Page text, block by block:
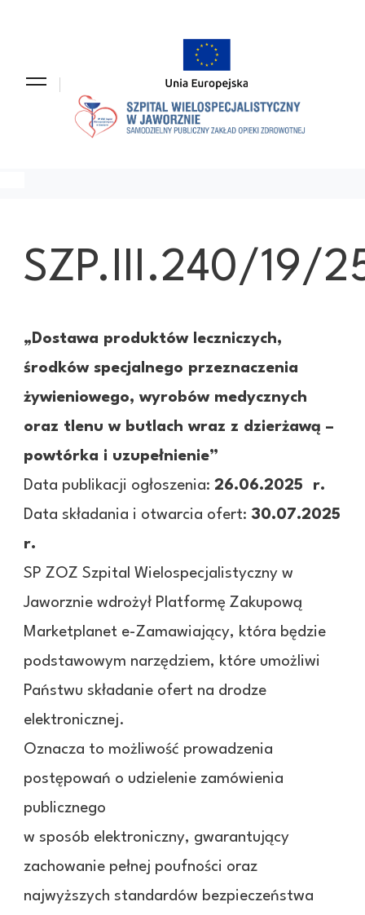
SZP.III.240/19/
„Dostawa produktów leczniczych,
środków specjalnego przeznaczenia
żywieniowego, wyrobów medycznych
oraz tlenu w butlach wraz z dzierżawą –
powtórka i uzupełnienie”
Data publikacji ogłoszenia: 26.06.2025 r.
Data składania i otwarcia ofert: 30.07.2025
r.
SP ZOZ Szpital Wielospecjalistyczny w
Jaworznie wdrożył Platformę Zakupową
Marketplanet e-Zamawiający, która będzie
podstawowym narzędziem, które umożliwi
Państwu składanie ofert na drodze
elektronicznej.
Oznacza to możliwość prowadzenia
postępowań o udzielenie zamówienia
publicznego
w sposób elektroniczny, gwarantujący
zachowanie pełnej poufności oraz
najwyższych standardów bezpieczeństwa